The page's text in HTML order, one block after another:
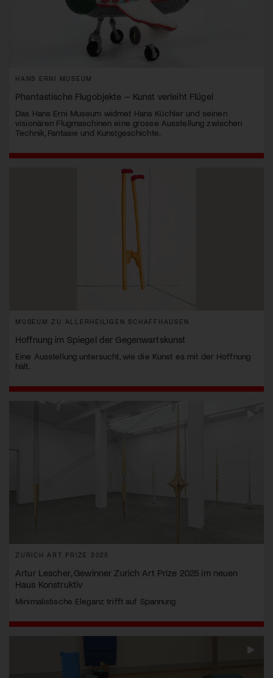
HANS ERNI MUSEUM
Phantastische Flugobjekte – Kunst verleiht Flügel
Das Hans Erni Museum widmet Hans Küchler und seinen
visionären Flugmaschinen eine grosse Ausstellung zwischen
Technik, Fantasie und Kunstgeschichte.
MUSEUM ZU ALLERHEILIGEN SCHAFFHAUSEN
Hoffnung im Spiegel der Gegenwartskunst
Eine Ausstellung untersucht, wie die Kunst es mit der Hoffnung
hält.
ZURICH ART PRIZE 2025
Artur Lescher, Gewinner Zurich Art Prize 2025 im neuen
Haus Konstruktiv
Minimalistische Eleganz trifft auf Spannung